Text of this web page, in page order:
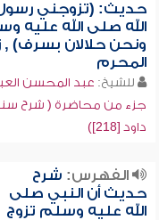
حديث: (تزوجني
الله صلى الله عليه
ونحن حلالان بسرف) ,
المحرم
للشيخ: عبد المحسن
جزء من محاضرة ( شرح
داود [218])
الفهرس: شرح
حديث أن النبي صلى
الله عليه وسلم تزوج